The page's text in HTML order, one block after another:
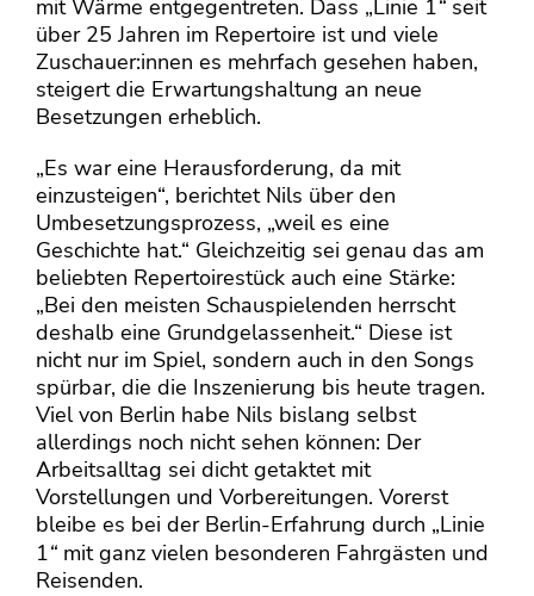
mit Wärme entgegentreten. Dass „Linie 1“ seit
über 25 Jahren im Repertoire ist und viele
Zuschauer:innen es mehrfach gesehen haben,
steigert die Erwartungshaltung an neue
Besetzungen erheblich.
„Es war eine Herausforderung, da mit
einzusteigen“, berichtet Nils über den
Umbesetzungsprozess, „weil es eine
Geschichte hat.“ Gleichzeitig sei genau das am
beliebten Repertoirestück auch eine Stärke:
„Bei den meisten Schauspielenden herrscht
deshalb eine Grundgelassenheit.“ Diese ist
nicht nur im Spiel, sondern auch in den Songs
spürbar, die die Inszenierung bis heute tragen.
Viel von Berlin habe Nils bislang selbst
allerdings noch nicht sehen können: Der
Arbeitsalltag sei dicht getaktet mit
Vorstellungen und Vorbereitungen. Vorerst
bleibe es bei der Berlin-Erfahrung durch „Linie
1“ mit ganz vielen besonderen Fahrgästen und
Reisenden.